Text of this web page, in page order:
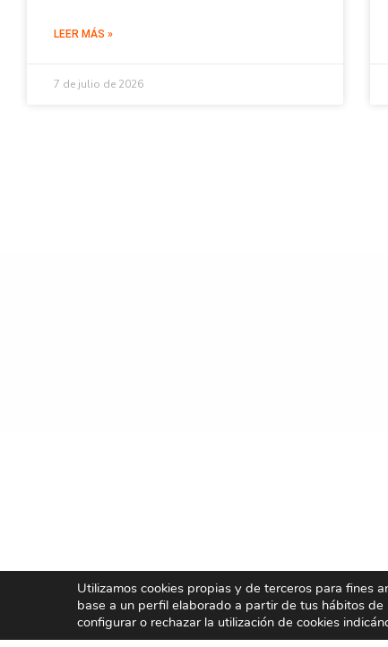
LEER MÁS »
7 de julio de 2026
Utilizamos cookies propias y de terceros para fines
base a un perfil elaborado a partir de tus hábitos
configurar o rechazar la utilización de cookies